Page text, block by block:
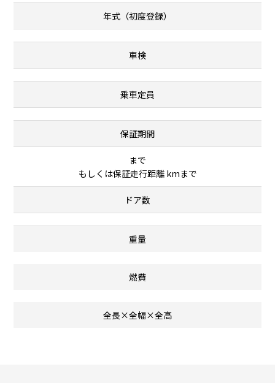
年式（初度登録）
車検
乗車定員
保証期間
まで
もしくは保証走行距離 kmまで
ドア数
重量
燃費
全長×全幅×全高